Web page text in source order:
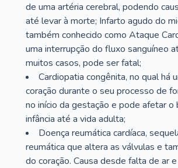
de uma artéria cerebral, podendo
até levar à morte; Infarto agudo do
também conhecido como Ataque
uma interrupção do fluxo sanguíneo
muitos casos, pode ser fatal;
Cardiopatia congênita, no qual há
coração durante o seu processo de
no início da gestação e pode afetar o
infância até a vida adulta;
Doença reumática cardíaca,
reumática que altera as válvulas e
do coração. Causa desde falta de ar